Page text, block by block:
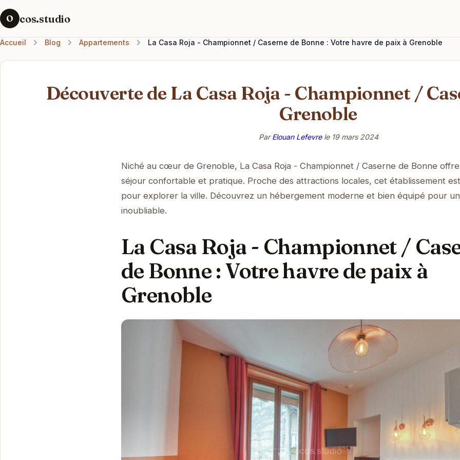
O cos.studio
Accueil Blog Appartements La Casa Roja - Championnet / Caserne de Bonne : Votre havre de paix à Grenoble
Découverte de La Casa Roja - Championnet /
Grenoble
ParElouan Lefevrele 19 mars 2024
Niché au cœur de Grenoble, La Casa Roja - Championnet / Caserne de Bonne
séjour confortable et pratique. Proche des attractions locales, cet établissement
pour explorer la ville. Découvrez un hébergement moderne et bien équipé pour
inoubliable.
La Casa Roja - Championnet /
de Bonne : Votre havre de paix à
Grenoble